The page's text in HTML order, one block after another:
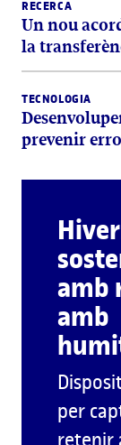
RECERCA
Un nou
la
TECNOLOGIA
prevenir
amb
amb
per
retenir